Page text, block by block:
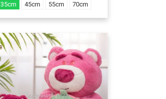
35cm 45cm 55cm 70cm